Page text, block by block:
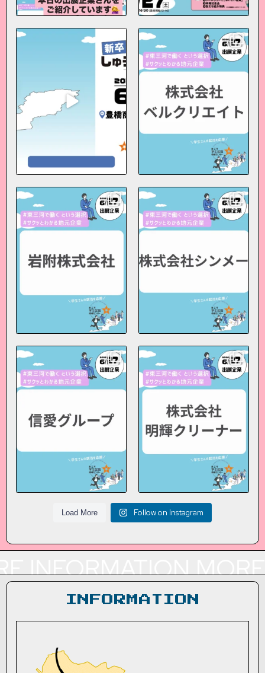
＼今週末27日(土)開催！！／
【東三河しゅうかつフェ
【東三河で働くという選択】
#1分でわかる東三河企業
6 0
【東三河で働くという選択】
#1分でわかる東三河企業
2 0
【東三河で働くという選択】
#1分でわかる東三河企業
5 0
【東三河で働くという選択】
#1分でわかる東三河企業
3
【東三河で働くという選択】
#1分でわかる東三河企業
■株式会社明輝クリーナー
...
7 0
Load More Follow on Instagram
INFORMATION
INFORMATION